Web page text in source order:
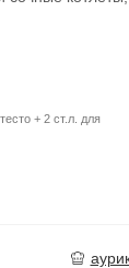
+ 2 ст.л. для